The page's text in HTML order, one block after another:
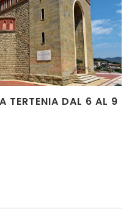
TERTENIA DAL 6 AL 9